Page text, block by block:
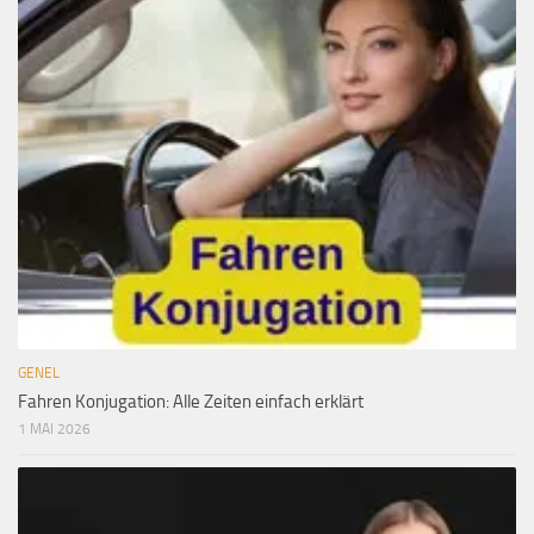
GENEL
Fahren Konjugation: Alle Zeiten einfach erklärt
1 MAI 2026